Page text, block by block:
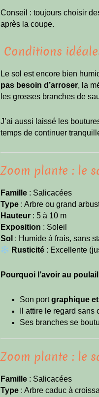
Conseil : toujours choisir
après la coupe.
Conditions
Le sol est encore bien
pas besoin d’arroser, la
les grosses branches de
J’ai aussi laissé les
temps de continuer
Zoom plante : le
Famille : Salicacées
Type : Arbre ou grand
Hauteur : 5 à 10 m
Exposition : Soleil
Sol : Humide à frais, sans
Rusticité : Excellente
Pourquoi l’avoir au
Son portgraphique
Il attire le regard
Ses branches se
Zoom plante : le
Famille : Salicacées
Type : Arbre caduc à